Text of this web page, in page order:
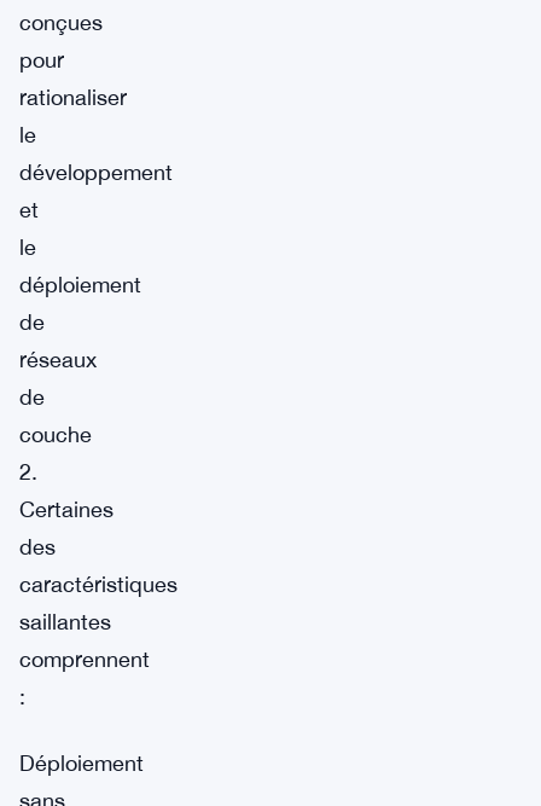
conçues
pour
rationaliser
le
développement
et
le
déploiement
de
réseaux
de
couche
2.
Certaines
des
caractéristiques
saillantes
comprennent
:
Déploiement
sans